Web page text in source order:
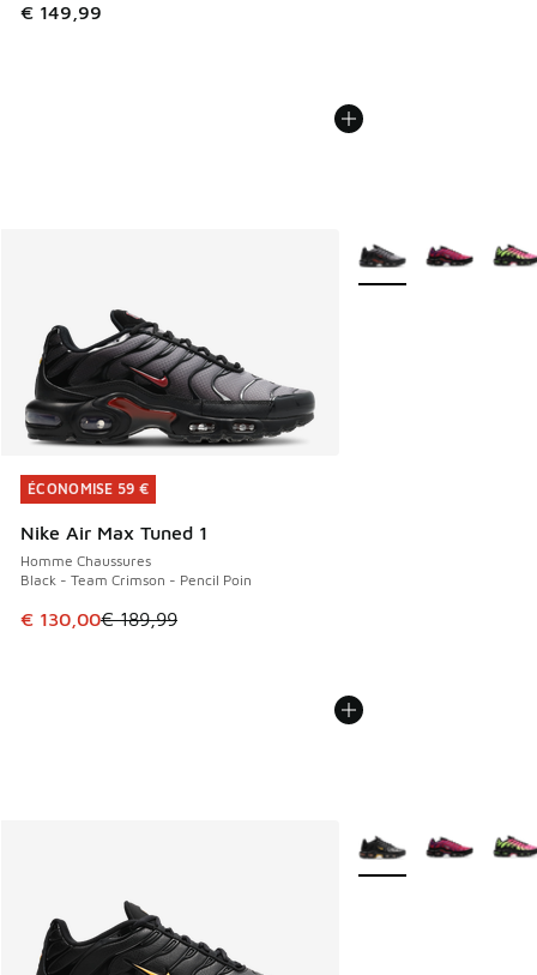
€ 149,99
ÉCONOMISE 59 €
Nike Air Max Tuned 1
Homme Chaussures
Black - Team Crimson - Pencil Poin
Cet article est en promotion. Prix en baisse de € 189,99 à
€ 130,00€ 189,99
ÉCONOMISE 59 €
Plus de couleurs
Plus de couleurs